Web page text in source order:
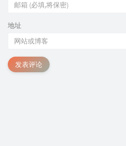
地址
发表评论